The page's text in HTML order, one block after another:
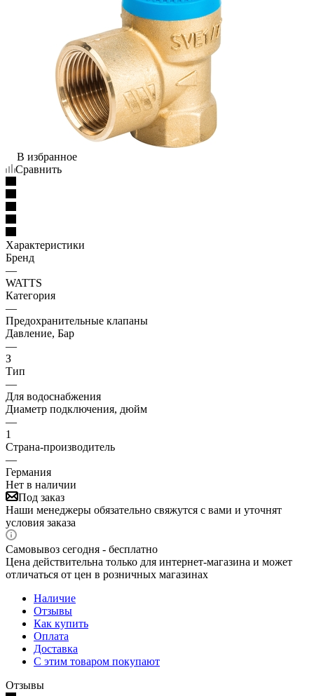
В избранное
Сравнить
Характеристики
Бренд
—
WATTS
Категория
—
Предохранительные клапаны
Давление, Бар
—
З
Тип
—
Для водоснабжения
Диаметр подключения, дюйм
—
1
Страна-производитель
—
Германия
Нет в наличии
Под заказ
Наши менеджеры обязательно свяжутся с вами и уточнят
условия заказа
Самовывоз сегодня - бесплатно
Цена действительна только для интернет-магазина и может
отличаться от цен в розничных магазинах
Наличие
Отзывы
Как купить
Оплата
Доставка
С этим товаром покупают
Отзывы